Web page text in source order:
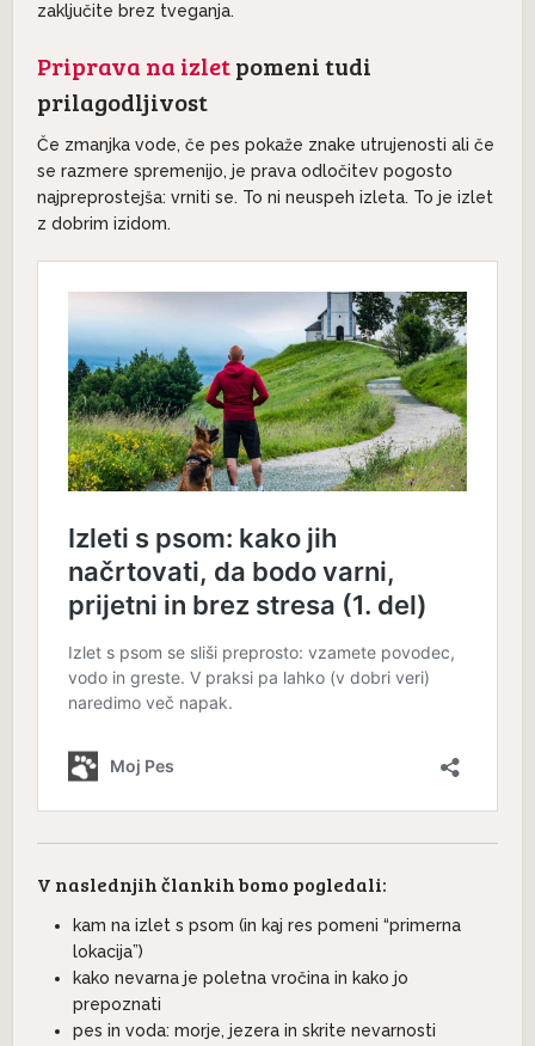
zaključite brez tveganja.
Priprava na izletpomeni tudi
prilagodljivost
Če zmanjka vode, če pes pokaže znake utrujenosti ali če
se razmere spremenijo, je prava odločitev pogosto
najpreprostejša: vrniti se. To ni neuspeh izleta. To je izlet
z dobrim izidom.
V naslednjih člankih bomo pogledali:
kam na izlet s psom (in kaj res pomeni “primerna
lokacija”)
kako nevarna je poletna vročina in kako jo
prepoznati
pes in voda: morje, jezera in skrite nevarnosti